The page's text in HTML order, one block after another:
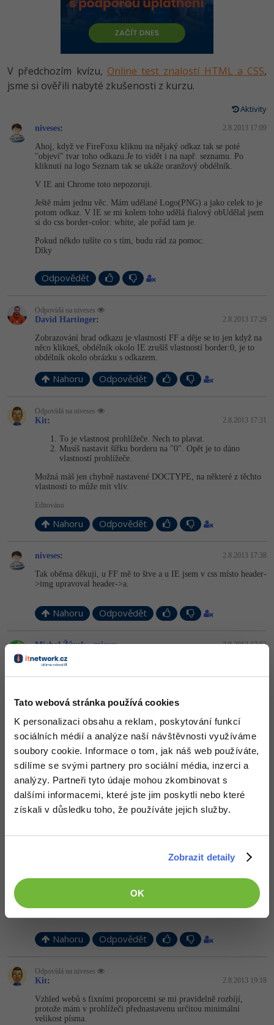
Tato webová stránka používá cookies
K personalizaci obsahu a reklam, poskytování funkcí
sociálních médií a analýze naší návštěvnosti využíváme
soubory cookie. Informace o tom, jak náš web používáte,
sdílíme se svými partnery pro sociální média, inzerci a
analýzy. Partneři tyto údaje mohou zkombinovat s
dalšími informacemi, které jste jim poskytli nebo které
získali v důsledku toho, že používáte jejich služby.
Zobrazit detaily
OK
HTML5, CSS3, Bootstrap, SEO
SQL a databáze
Testování a verzování
Spring
Django
JavaScript
Python
MySQL/MariaDB
MS-SQL
SQLite
Vývojář mobilních aplikací
Specialista na AI a bigdata
C# Game developer
Webdesigner
Systémový administrátor
Grafik / UX/UI návrhář
3D grafik
Projektový manažer
WordPress specialista
SEO specialista
Python -80%
JavaScript -80%
PHP
-80%
Swift
Kotlin -80%
C -80%
VB.NET
SQL
Návrh SW
Umělá inteligence (AI)
Pro děti
Více
Fórum
Digitální gramotnost
Marketing -30%
WordPress
-30%
UX
Business
Kryptoměny -25%
Copywriting -30%
MS Office -80%
Google Dokumenty
Linux
Sítě
Kybernetická bezpečnost
Elektronický podpis
Fórum
-80%
Adobe Illustrator -80%
Adobe Lightroom -30%
Adobe InDesign
Adobe After Effects
Blender -80%
Inkscape
Fotografování -80%
Video
Fórum
Příběhy absolventů
Kariéra
Pro firmy
V předchozím kvízu, Online test znalostí HTML a CSS,
jsme si ověřili nabyté zkušenosti z kurzu.
Aktivity
niveses: 2.8.2013 17:09
Ahoj, když ve FireFoxu kliknu na nějaký odkaz tak se poté
"objeví" tvar toho odkazu.Je to vidět i na např. seznamu. Po
kliknutí na logo Seznam tak se ukáže oranžový obdélník.
V IE ani Chrome toto nepozoruji.
Ještě mám jednu věc. Mám udělané Logo(PNG) a jako celek to je
potom odkaz. V IE se mi kolem toho udělá fialový obUdělal jsem
si do css border-color: white, ale pořád tam je.
Pokud někdo tušíte co s tím, budu rád za pomoc.
Díky
Odpovědět
Odpovídá na niveses
David Hartinger: 2.8.2013 17:29
Zobrazování hrad odkazu je vlastností FF a děje se to jen když na
něco klikneš, obdélník okolo IE zrušíš vlastností border:0, je to
obdélník okolo obrázku s odkazem.
Nahoru Odpovědět
Odpovídá na niveses
Kit: 2.8.2013 17:31
To je vlastnost prohlížeče. Nech to plavat.
Musíš nastavit šířku borderu na "0". Opět je to dáno
vlastností prohlížeče.
Možná máš jen chybně nastavené DOCTYPE, na některé z těchto
vlastností to může mít vliv.
Editováno
Nahoru Odpovědět
niveses: 2.8.2013 17:38
Tak oběma děkuji, u FF mě to štve a u IE jsem v css místo header-
>img upravoval header->a.
Nahoru Odpovědět
Michal Žůrek - misaz: 2.8.2013 17:52
Jinak třeba chrom to oranžový rám udělá u inputů.
Nahoru Odpovědět
Odpovídá na niveses
Není tvojí povinností zajistit, aby stránka vypadala ve všech
prohlížečích stejně pixel po pixelu. Je důležité, aby měla svůj styl
a byla použitelná, což většinou ty úplně přesné nesplňují.
Prostě plýtváš časem a nervama uživatelů, kteří si nějaký svůj styl
přednastavili, protože ho takový chtějí mít.
Taky se nesnažím to mít stejný.. jen je blbý když je bílá stránka a
kolem obrázků obdélníky. Dělat to na pixel stejný, to bych to dělal
3x déle
Nahoru Odpovědět
Odpovídá na niveses
Kit: 2.8.2013 19:18
Vzhled webů s fixními proporcemi se mi pravidelně rozbíjí,
protože mám v prohlížeči přednastavenu určitou minimální
velikost písma.